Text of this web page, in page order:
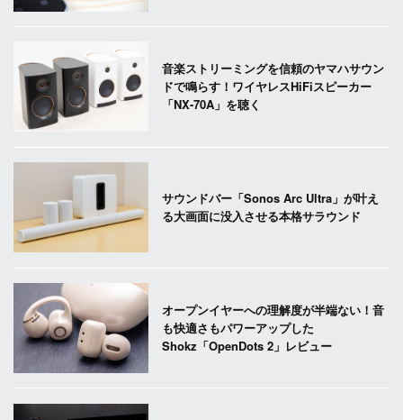
音楽ストリーミングを信頼のヤマハサウン
ドで鳴らす！ワイヤレスHiFiスピーカー
「NX-70A」を聴く
サウンドバー「Sonos Arc Ultra」が叶え
る大画面に没入させる本格サラウンド
オープンイヤーへの理解度が半端ない！音
も快適さもパワーアップした
Shokz「OpenDots 2」レビュー